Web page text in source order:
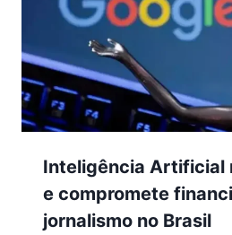
Inteligência Artificial
e compromete
jornalismo no Brasil